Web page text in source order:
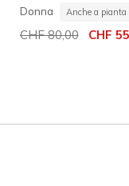
Donna Anche a pianta
Prezzo ridotto da
CHF 80,00perCHF